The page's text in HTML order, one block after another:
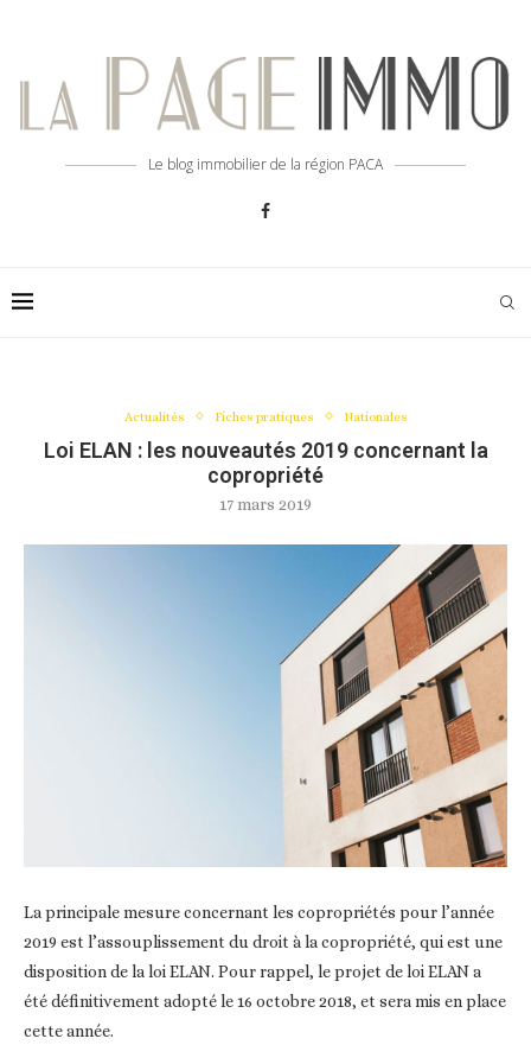
Le blog immobilier de la région PACA
Actualités Fiches pratiques Nationales
Loi ELAN : les nouveautés 2019 concernant la
copropriété
17 mars 2019
La principale mesure concernant les copropriétés pour l’année
2019 est l’assouplissement du droit à la copropriété, qui est une
disposition de la loi ELAN. Pour rappel, le projet de loi ELAN a
été définitivement adopté le 16 octobre 2018, et sera mis en place
cette année.